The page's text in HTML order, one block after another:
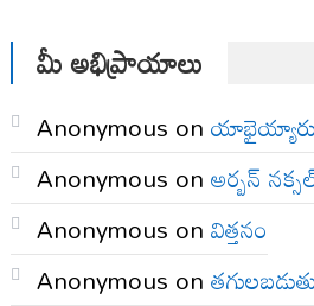
మీ అభిప్రాయాలు
Anonymous onయాభైయ్యారు
Anonymous onఅర్బన్
Anonymous onవిత్తనం
Anonymous on